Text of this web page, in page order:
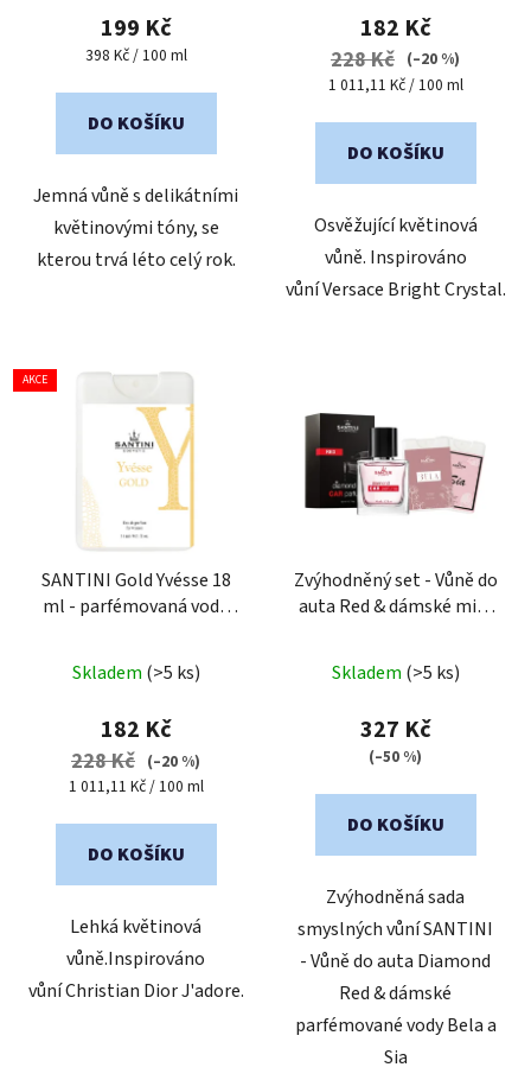
produktu
je
z
199 Kč
Měrná
398 Kč / 100 ml
DO KOŠÍKU
Jemná vůně s delikátními
květinovými tóny, se
kterou trvá léto celý rok.
produktu
je
5,0
5
182 Kč
228 Kč (–20 %)
Měrná
1 011,11 Kč / 100 ml
DO KOŠÍKU
Osvěžující květinová
vůně. Inspirováno
vůní Versace Bright Crystal.
AKCE
SANTINI Gold Yvésse 18
ml - parfémovaná voda
balení
Skladem (>5 ks)
182 Kč
228 Kč (–20 %)
Měrná
1 011,11 Kč / 100 ml
DO KOŠÍKU
Lehká květinová
vůně.Inspirováno
vůní Christian Dior J'adore.
Zvýhodněný set - Vůně do
auta Red & dámské mini
Skladem (>5 ks)
327 Kč
(–50 %)
DO KOŠÍKU
Zvýhodněná sada
smyslných vůní SANTINI
- Vůně do auta Diamond
Red & dámské
parfémované vody Bela a
Sia